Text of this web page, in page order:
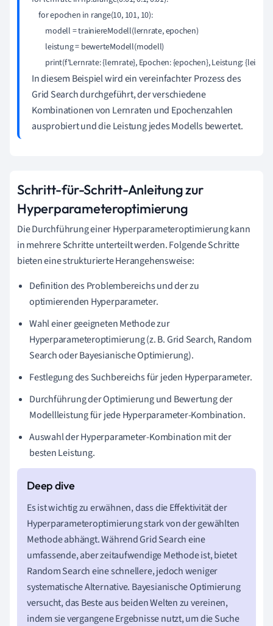
    for epochen in range(10, 101, 10):
        modell = trainiereModell(lernrate, epochen)
        leistung = bewerteModell(modell)
In diesem Beispiel wird ein vereinfachter Prozess des
Grid Search durchgeführt, der verschiedene
Kombinationen von Lernraten und Epochenzahlen
ausprobiert und die Leistung jedes Modells bewertet.
Schritt-für-Schritt-Anleitung zur
Hyperparameteroptimierung
Die Durchführung einer Hyperparameteroptimierung kann
in mehrere Schritte unterteilt werden. Folgende Schritte
bieten eine strukturierte Herangehensweise:
Definition des Problembereichs und der zu
optimierenden Hyperparameter.
Wahl einer geeigneten Methode zur
Hyperparameteroptimierung (z. B. Grid Search, Random
Search oder Bayesianische Optimierung).
Festlegung des Suchbereichs für jeden Hyperparameter.
Durchführung der Optimierung und Bewertung der
Modellleistung für jede Hyperparameter-Kombination.
Auswahl der Hyperparameter-Kombination mit der
besten Leistung.
Es ist wichtig zu erwähnen, dass die Effektivität der
Hyperparameteroptimierung stark von der gewählten
Methode abhängt. Während Grid Search eine
umfassende, aber zeitaufwendige Methode ist, bietet
Random Search eine schnellere, jedoch weniger
systematische Alternative. Bayesianische Optimierung
versucht, das Beste aus beiden Welten zu vereinen,
indem sie vergangene Ergebnisse nutzt, um die Suche